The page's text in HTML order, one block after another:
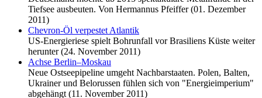
Tiefsee ausbeuten. Von Hermannus Pfeiffer (01. Dezember
2011)
Chevron-Öl verpestet Atlantik
US-Energieriese spielt Bohrunfall vor Brasiliens Küste weiter
herunter (24. November 2011)
Achse Berlin–Moskau
Neue Ostseepipeline umgeht Nachbarstaaten. Polen, Balten,
Ukrainer und Belorussen fühlen sich von "Energieimperium"
abgehängt (11. November 2011)